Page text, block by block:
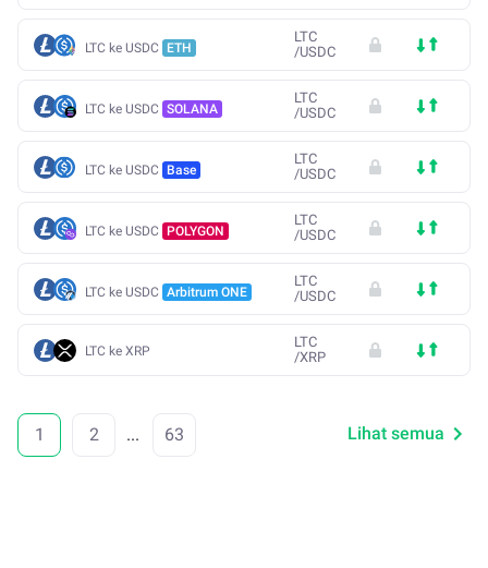
LTC ke USDC ETH
LTC
/USDC
LTC ke USDC SOLANA
LTC
/USDC
LTC ke USDC Base
LTC
/USDC
LTC ke USDC POLYGON
LTC
/USDC
LTC ke USDC Arbitrum ONE
LTC
/USDC
LTC ke XRP
LTC
/XRP
1 2 ... 63 Lihat semua